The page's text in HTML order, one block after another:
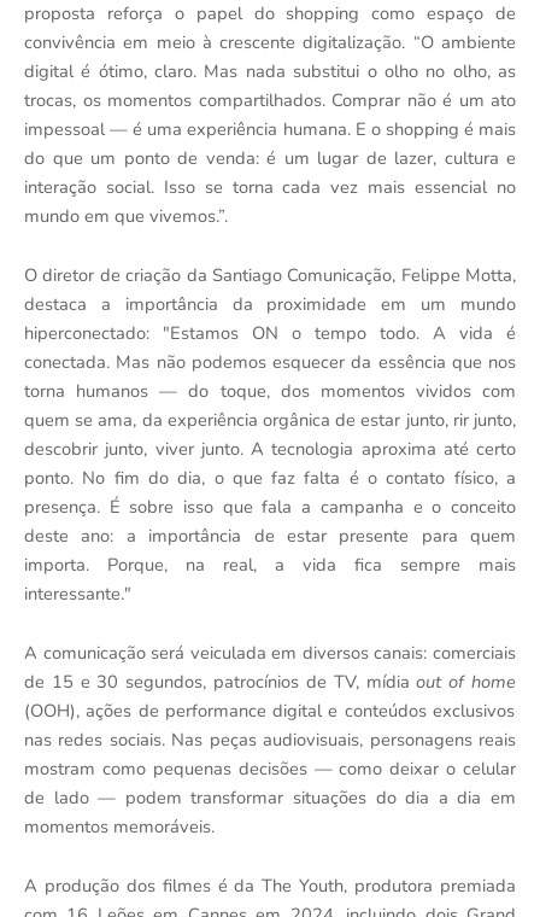
proposta reforça o papel do shopping como espaço de
convivência em meio à crescente digitalização. “O ambiente
digital é ótimo, claro. Mas nada substitui o olho no olho, as
trocas, os momentos compartilhados. Comprar não é um ato
impessoal — é uma experiência humana. E o shopping é mais
do que um ponto de venda: é um lugar de lazer, cultura e
interação social. Isso se torna cada vez mais essencial no
mundo em que vivemos.”.
O diretor de criação da Santiago Comunicação, Felippe Motta,
destaca a importância da proximidade em um mundo
hiperconectado: "Estamos ON o tempo todo. A vida é
conectada. Mas não podemos esquecer da essência que nos
torna humanos — do toque, dos momentos vividos com
quem se ama, da experiência orgânica de estar junto, rir junto,
descobrir junto, viver junto. A tecnologia aproxima até certo
ponto. No fim do dia, o que faz falta é o contato físico, a
presença. É sobre isso que fala a campanha e o conceito
deste ano: a importância de estar presente para quem
importa. Porque, na real, a vida fica sempre mais
interessante."
A comunicação será veiculada em diversos canais: comerciais
de 15 e 30 segundos, patrocínios de TV, mídiaout of home
(OOH), ações de performance digital e conteúdos exclusivos
nas redes sociais. Nas peças audiovisuais, personagens reais
mostram como pequenas decisões — como deixar o celular
de lado — podem transformar situações do dia a dia em
momentos memoráveis.
A produção dos filmes é da The Youth, produtora premiada